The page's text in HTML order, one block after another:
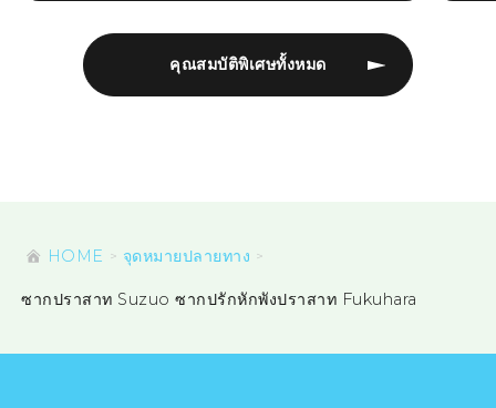
คุณสมบัติพิเศษทั้งหมด
HOME จุดหมายปลายทาง
ซากปราสาท Suzuo ซากปรักหักพังปราสาท Fukuhara